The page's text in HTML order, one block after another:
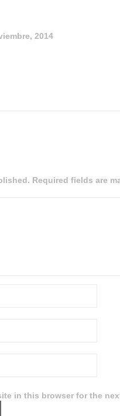
2014
Required fields are
in this browser for the